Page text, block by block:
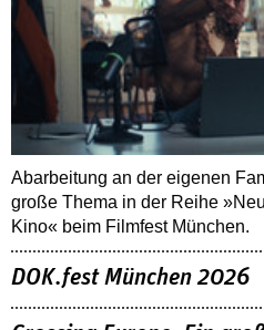
Abarbeitung an der eigenen
große Thema in der Reihe
Kino« beim Filmfest München.
DOK.fest München 2026